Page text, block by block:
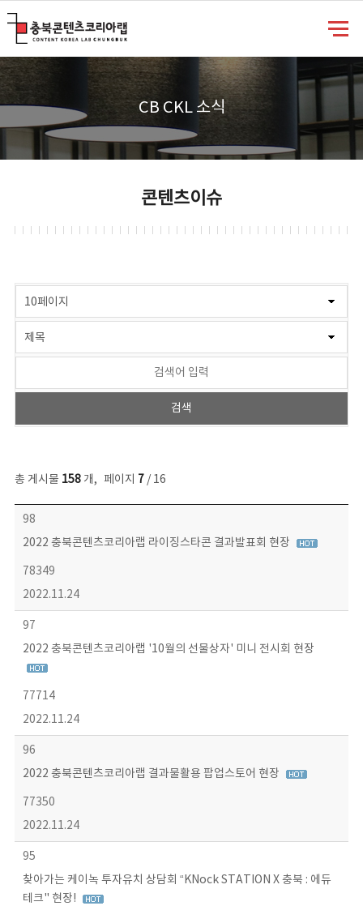
CB CKL 소식
콘텐츠이슈
총 게시물 158개, 페이지 7 / 16
콘텐츠이슈 목록 - 번호, 제목, 작성자, 파일, 조회수, 작성일 정보 제공
98
2022 충북콘텐츠코리아랩 라이징스타콘 결과발표회 현장
78349
2022.11.24
97
2022 충북콘텐츠코리아랩 '10월의 선물상자' 미니 전시회 현장
77714
2022.11.24
96
2022 충북콘텐츠코리아랩 결과물활용 팝업스토어 현장
77350
2022.11.24
95
찾아가는 케이녹 투자유치 상담회 “KNock STATION X 충북 : 에듀
테크" 현장!